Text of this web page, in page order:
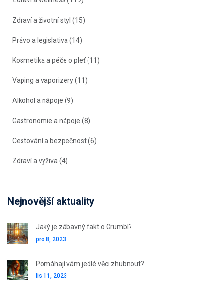
Zdraví a životní styl (15)
Právo a legislativa (14)
Kosmetika a péče o pleť(11)
Vaping a vaporizéry(11)
Alkohol a nápoje (9)
Gastronomie a nápoje (8)
Cestování a bezpečnost(6)
Zdraví a výživa (4)
Nejnovější aktuality
Jaký je zábavný fakt o Crumbl?
pro 8, 2023
Pomáhají vám jedlé věci zhubnout?
lis 11, 2023